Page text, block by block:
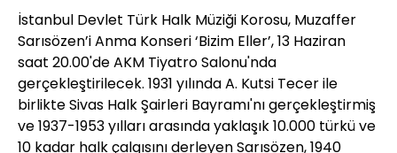
İstanbul Devlet Türk Halk Müziği Korosu, Muzaffer
Sarısözen’i Anma Konseri ‘Bizim Eller’, 13 Haziran
saat 20.00'de AKM Tiyatro Salonu'nda
gerçekleştirilecek. 1931 yılında A. Kutsi Tecer ile
birlikte Sivas Halk Şairleri Bayramı'nı gerçekleştirmiş
ve 1937-1953 yılları arasında yaklaşık 10.000 türkü ve
10 kadar halk çalgısını derleyen Sarısözen, 1940